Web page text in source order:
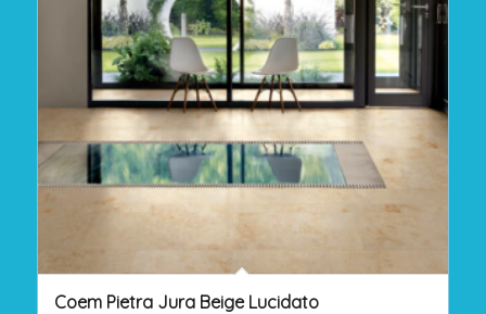
Coem Pietra Jura Beige Lucidato